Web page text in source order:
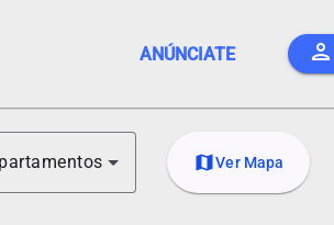
ANÚNCIATE person
mapVer Mapa